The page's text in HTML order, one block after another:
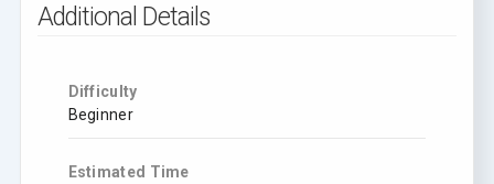
Additional Details
Difficulty
Beginner
Estimated Time